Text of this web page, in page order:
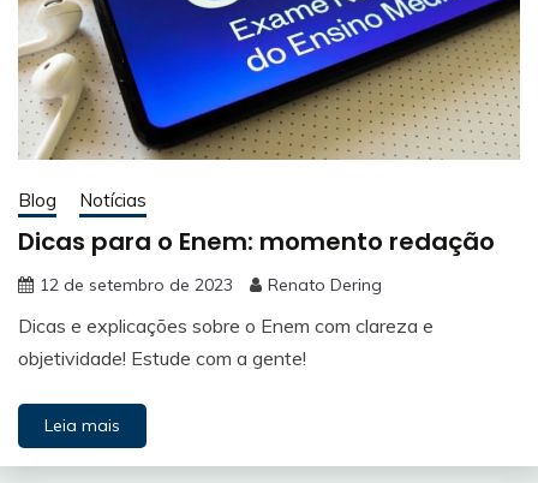
Blog Notícias
Dicas para o Enem: momento redação
12 de setembro de 2023 Renato Dering
Dicas e explicações sobre o Enem com clareza e
objetividade! Estude com a gente!
Leia mais